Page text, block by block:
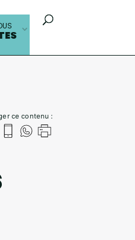
ce contenu :